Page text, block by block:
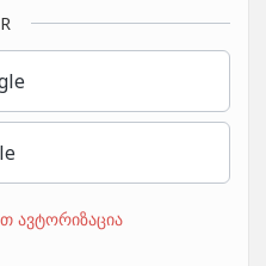
ავტორიზაცია